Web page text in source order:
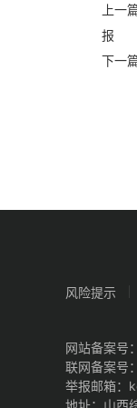
上一
报
下一篇
风险提示
网站备案号：
联网备案号：
举报邮箱：
地址：山西